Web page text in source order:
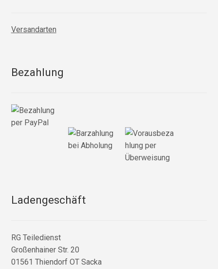
Versandarten
Bezahlung
Ladengeschäft
RG Teiledienst
Großenhainer Str. 20
01561 Thiendorf OT Sacka